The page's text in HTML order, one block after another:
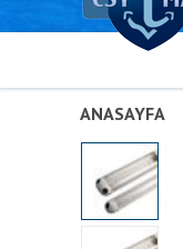
ANASAYFA